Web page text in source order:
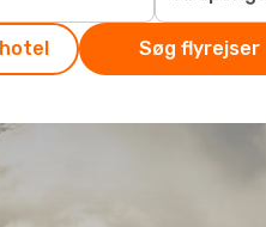
Søg flyrejser